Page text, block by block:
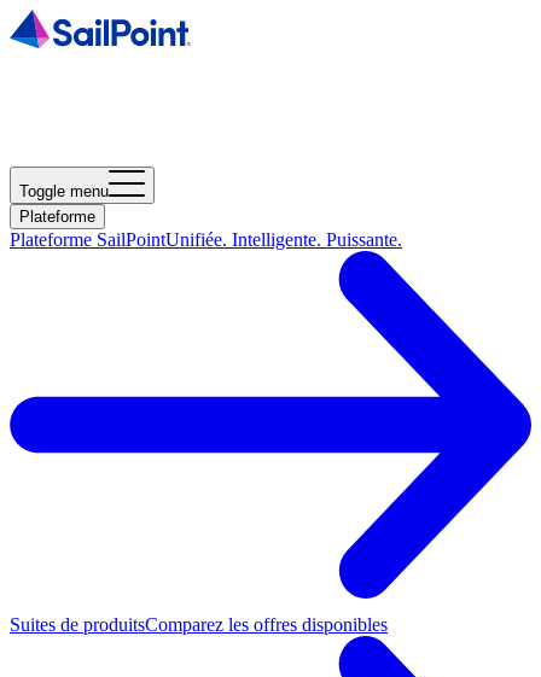
Toggle menu
Plateforme
Plateforme SailPointUnifiée. Intelligente. Puissante.
Suites de produitsComparez les offres disponibles